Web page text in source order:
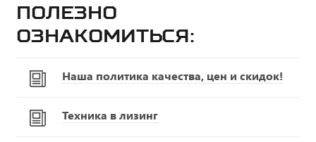
Полезно
ознакомиться:
Наша политика качества, цен и скидок!
Техника в лизинг